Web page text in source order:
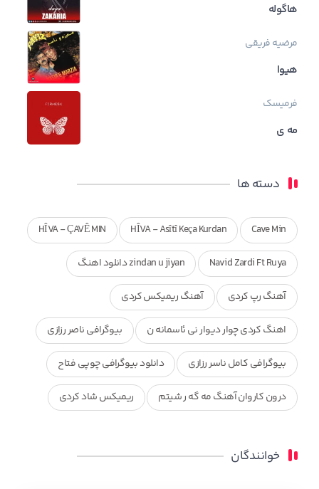
هاگوله
مرضیه فریقی
هیوا
فرمیسک
مه ی
دسته ها
Cave Min
HÎVA - Asîtî Keça Kurdan
HÎVA - ÇAVÊ MIN
Navid Zardi Ft Ruya zindan u jiyan دانلود اهنگ
آهنگ رپ کردی آهنگ ریمیکس کردی
اهنگ کردی چوار دیوار نی ئاسمانه ن بیوگرافی ناصر رزازی
بیوگرافی کامل ناسر رزازی دانلود بیوگرافی چوپی فتاح
درون کاروان آهنگ مه گه ر شیتم ریمیکس شاد کردی
محمد جزا
خوانندگان